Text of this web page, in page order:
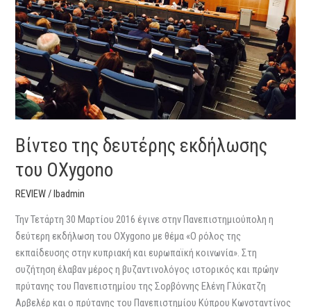
Βίντεο της δευτέρης εκδήλωσης
του OXygono
REVIEW/lbadmin
Την Τετάρτη 30 Μαρτίου 2016 έγινε στην Πανεπιστημιούπολη η
δεύτερη εκδήλωση του OXygono με θέμα «Ο ρόλος της
εκπαίδευσης στην κυπριακή και ευρωπαϊκή κοινωνία». Στη
συζήτηση έλαβαν μέρος η βυζαντινολόγος ιστορικός και πρώην
πρύτανης του Πανεπιστημίου της Σορβόννης Ελένη Γλύκατζη
Αρβελέρ και ο πρύτανης του Πανεπιστημίου Κύπρου Κωνσταντίνος